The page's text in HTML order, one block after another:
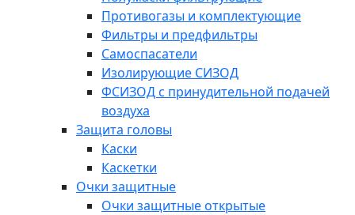
Противогазы и комплектующие
Фильтры и предфильтры
Самоспасатели
Изолирующие СИЗОД
ФСИЗОД с принудительной подачей
воздуха
Защита головы
Каски
Каскетки
Очки защитные
Очки защитные открытые